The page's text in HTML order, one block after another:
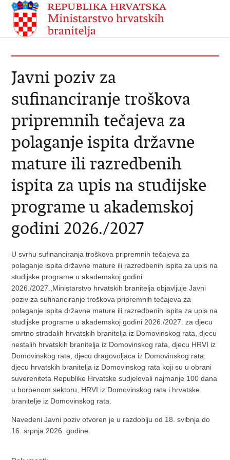
Javni poziv za
sufinanciranje troškova
pripremnih tečajeva za
polaganje ispita državne
mature ili razredbenih
ispita za upis na studijske
programe u akademskoj
godini 2026./2027
U svrhu sufinanciranja troškova pripremnih tečajeva za
polaganje ispita državne mature ili razredbenih ispita za upis na
studijske programe u akademskoj godini
2026./2027.,Ministarstvo hrvatskih branitelja objavljuje Javni
poziv za sufinanciranje troškova pripremnih tečajeva za
polaganje ispita državne mature ili razredbenih ispita za upis na
studijske programe u akademskoj godini 2026./2027. za djecu
smrtno stradalih hrvatskih branitelja iz Domovinskog rata, djecu
nestalih hrvatskih branitelja iz Domovinskog rata, djecu HRVI iz
Domovinskog rata, djecu dragovoljaca iz Domovinskog rata,
djecu hrvatskih branitelja iz Domovinskog rata koji su u obrani
suvereniteta Republike Hrvatske sudjelovali najmanje 100 dana
u borbenom sektoru, HRVI iz Domovinskog rata i hrvatske
branitelje iz Domovinskog rata.
Navedeni Javni poziv otvoren je u razdoblju od 18. svibnja do
16. srpnja 2026. godine.